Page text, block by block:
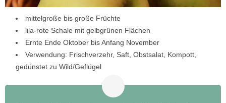
mittelgroße bis große Früchte
lila-rote Schale mit gelbgrünen Flächen
Ernte Ende Oktober bis Anfang November
Verwendung: Frischverzehr, Saft, Obstsalat, Kompott,
gedünstet zu Wild/Geflügel